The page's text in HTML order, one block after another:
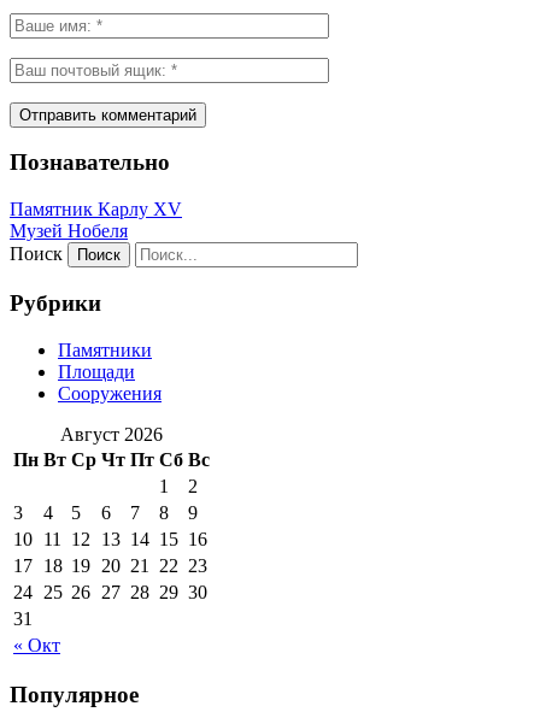
Познавательно
Памятник Карлу XV
Музей Нобеля
Поиск
Рубрики
Памятники
Площади
Сооружения
Август 2026
Пн Вт Ср Чт Пт Сб Вс
« Окт
1
2
3
4 5 6 7 8
9
10 11 12 13 14 15 16
17 18 19 20 21 22 23
24 25 26 27 28 29 30
31
Популярное